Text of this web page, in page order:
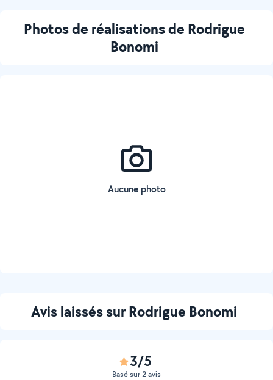
Photos de réalisations de Rodrigue
Bonomi
Aucune photo
Avis laissés sur Rodrigue Bonomi
3/5
Basé sur 2 avis